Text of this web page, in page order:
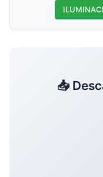
📥